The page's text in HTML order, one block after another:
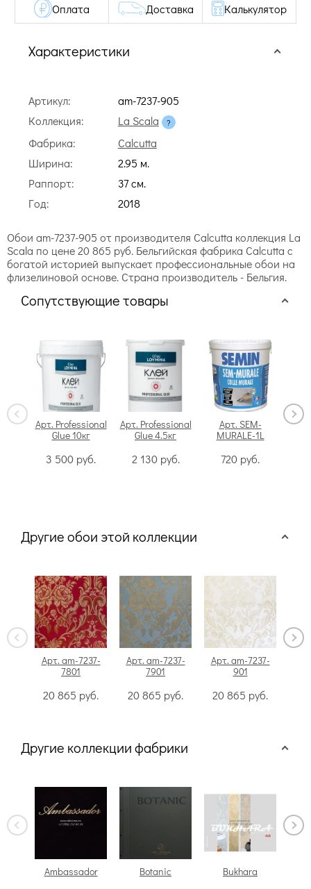
Характеристики
Артикул:
am-7237-905
Коллекция:
La Scala
Фабрика:
Calcutta
Ширина:
2.95 м.
Раппорт:
37 cм.
Год:
2018
Оплата Доставка Калькулятор
Обои am-7237-905 от производителя Calcutta коллекция La
Scala по цене 20 865 руб. Бельгийская фабрика Calcutta с
богатой историей выпускает профессиональные обои на
флизелиновой основе. Страна производитель - Бельгия.
Сопутствующие товары
Арт. Professional
Glue 10кг
3 500 руб.
Арт. Professional
Glue 4.5кг
2 130 руб.
Арт. SEM-
MURALE-1L
720 руб.
Другие обои этой коллекции
Арт. am-7237-
7801
20 865 руб.
Арт. am-7237-
7901
20 865 руб.
Арт. am-7237-
901
20 865 руб.
Другие коллекции фабрики
Ambassador Botanic Bukhara